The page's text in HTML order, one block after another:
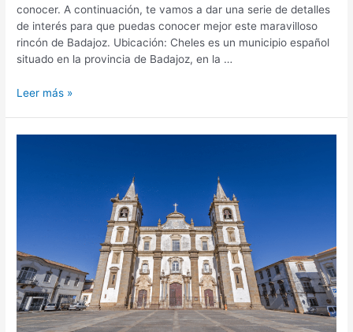
conocer. A continuación, te vamos a dar una serie de detalles
de interés para que puedas conocer mejor este maravilloso
rincón de Badajoz. Ubicación: Cheles es un municipio español
situado en la provincia de Badajoz, en la …
Leer más »